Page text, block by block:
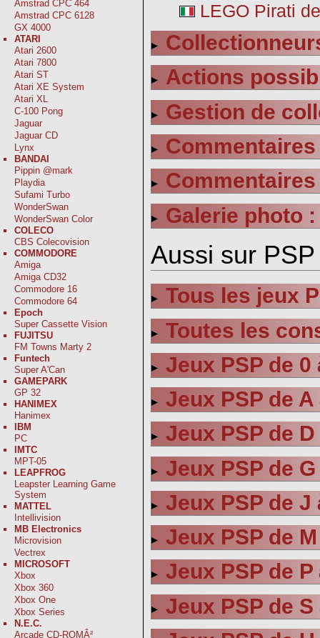
Amstrad CPC 464
Amstrad CPC 6128
GX 4000
ATARI
Atari 2600
Atari 7800
Atari ST
Atari XE System
Atari XL
C-100 Pong
Jaguar
Jaguar CD
Lynx
BANDAI
Pippin @mark
Playdia
Sufami Turbo
WonderSwan
WonderSwan Color
COLECO
CBS Colecovision
COMMODORE
Amiga
Amiga CD32
Commodore 16
Commodore 64
Epoch
Super Cassette Vision
FUJITSU
FM Towns Marty 2
Funtech
Super A'Can
GAMEPARK
GP 32
HANIMEX
Hanimex
IBM
PC
IMTC
MPT-05
LEAPFROG
Leapster Learning Game
System
MATTEL
Intellivision
MB Electronics
Microvision
Vectrex
MICROSOFT
Xbox
Xbox 360
Xbox One
Xbox Series
N.E.C.
Arcade CD-ROMÂ²
LEGO Pirati
Actions
Gestion de
Galerie photo :
Aussi sur PSP
Tous les jeux
Toutes les
Jeux PSP de 0
Jeux PSP de A
Jeux PSP de D
Jeux PSP de G
Jeux PSP de J
Jeux PSP de
Jeux PSP de P
Jeux PSP de S